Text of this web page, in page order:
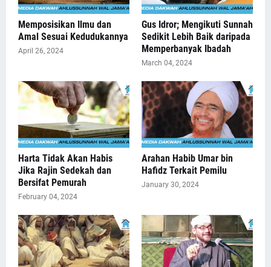
Memposisikan Ilmu dan
Amal Sesuai Kedudukannya
April 26, 2024
Gus Idror; Mengikuti Sunnah
Sedikit Lebih Baik daripada
Memperbanyak Ibadah
March 04, 2024
Harta Tidak Akan Habis
Jika Rajin Sedekah dan
Bersifat Pemurah
February 04, 2024
Arahan Habib Umar bin
Hafidz Terkait Pemilu
January 30, 2024